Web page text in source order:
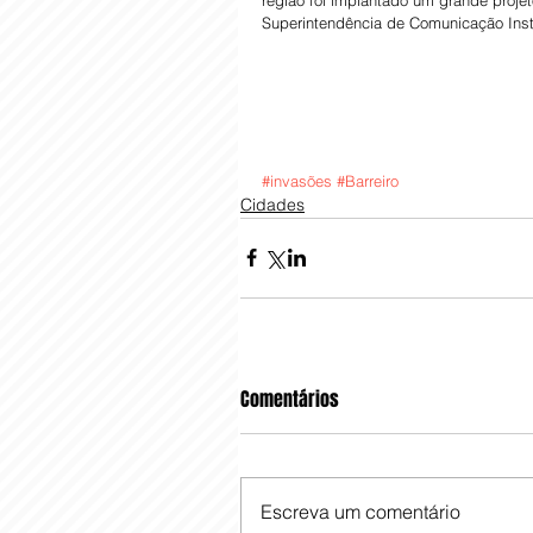
Superintendência de Comunicação
#invasões #Barreiro
Cidades
Comentários
Escreva um comentário